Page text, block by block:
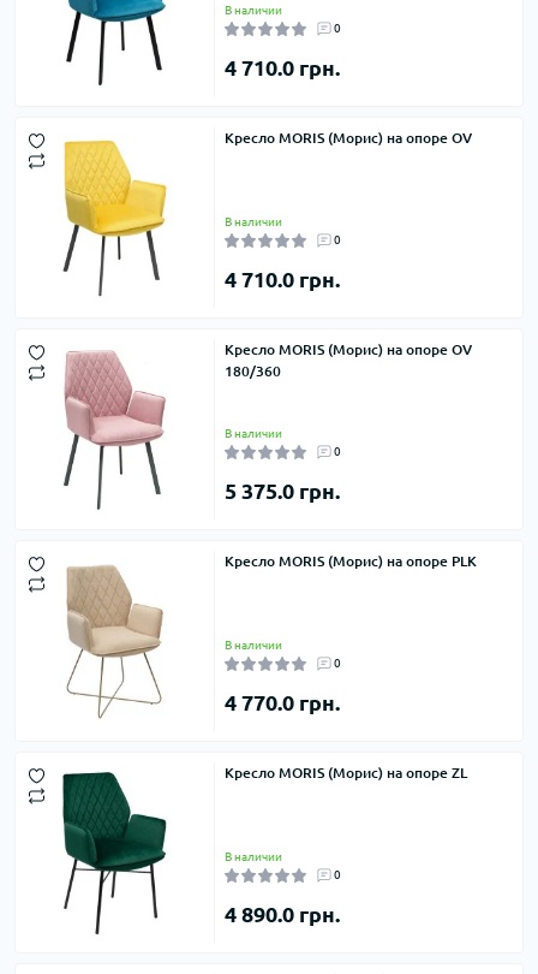
В наличии
0
4 710.0 грн.
Кресло MORIS (Морис) на опоре OV
В наличии
0
4 710.0 грн.
Кресло MORIS (Морис) на опоре OV
180/360
В наличии
0
5 375.0 грн.
Кресло MORIS (Морис) на опоре PLK
В наличии
0
4 770.0 грн.
Кресло MORIS (Морис) на опоре ZL
В наличии
0
4 890.0 грн.